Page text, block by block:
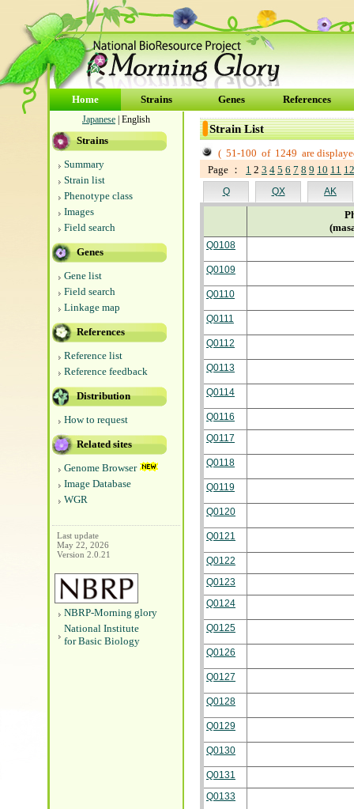
Home Strains Genes References
Japanese | English
Strains
Summary
Strain list
Phenotype class
Images
Field search
Genes
Gene list
Field search
Linkage map
References
Reference list
Reference feedback
Distribution
How to request
Related sites
Genome Browser
Image Database
WGR
Last update
May 22, 2026
Version 2.0.21
NBRP-Morning glory
National Institute
for Basic Biology
Strain List
( 51-100 of 1249 are
Page ： 1 2 3 4 5 6 7 8 9 10 11 12
Q QX AK
Q0108
Q0109
Q0110
Q0111
Q0112
Q0113
Q0114
Q0116
Q0117
Q0118
Q0119
Q0120
Q0121
Q0122
Q0123
Q0124
Q0125
Q0126
Q0127
Q0128
Q0129
Q0130
Q0131
Q0133